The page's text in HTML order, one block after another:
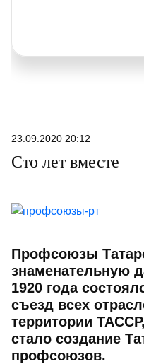
23.09.2020 20:12
Сто лет вместе
Профсоюзы
знаменательную
1920 года
съезд всех
территории
стало создание
профсоюзов.